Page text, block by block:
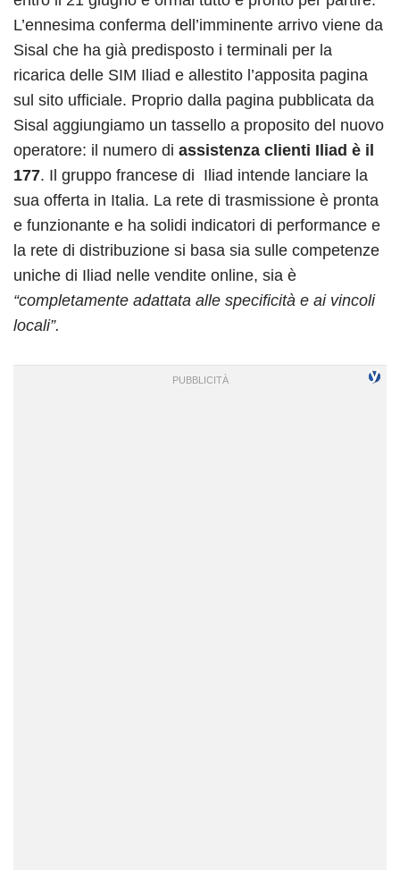
L’ennesima conferma dell’imminente arrivo viene da
Sisal che ha già predisposto i terminali per la
ricarica delle SIM Iliad e allestito l’apposita pagina
sul sito ufficiale. Proprio dalla pagina pubblicata da
Sisal aggiungiamo un tassello a proposito del nuovo
operatore: il numero di assistenza clienti Iliad è il
177. Il gruppo francese di Iliad intende lanciare la
sua offerta in Italia. La rete di trasmissione è pronta
e funzionante e ha solidi indicatori di performance e
la rete di distribuzione si basa sia sulle competenze
uniche di Iliad nelle vendite online, sia è
“completamente adattata alle specificità e ai vincoli
locali”.